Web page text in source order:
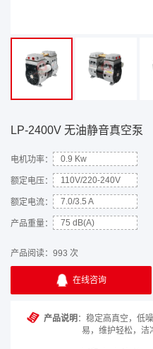
LP-2400V 无油静音真空泵
电机功率： 0.9 Kw
额定电压： 110V/220-240V
额定电流： 7.0/3.5 A
产品重量： 75 dB(A)
产品阅读： 993 次
在线咨询
产品说明 ：稳定高真空，低
易，维护轻松，洁